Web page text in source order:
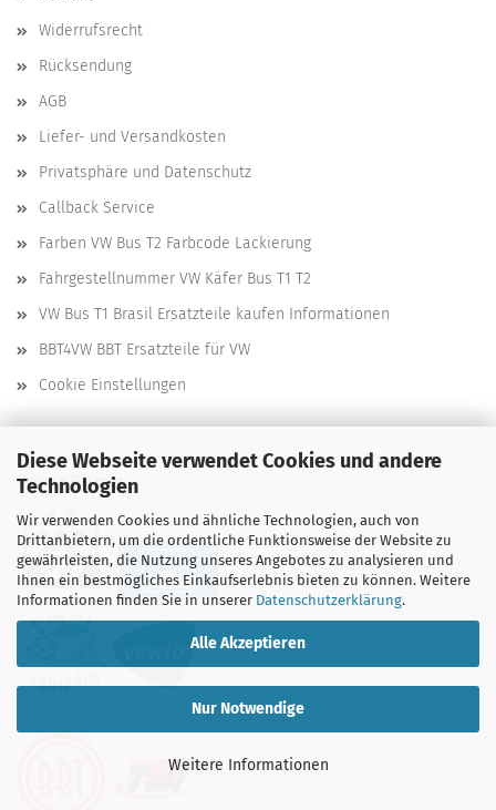
Diese Webseite verwendet Cookies und andere
Technologien
Wir verwenden Cookies und ähnliche Technologien, auch von
Drittanbietern, um die ordentliche Funktionsweise der Website zu
gewährleisten, die Nutzung unseres Angebotes zu analysieren und
Ihnen ein bestmögliches Einkaufserlebnis bieten zu können. Weitere
Informationen finden Sie in unserer Datenschutzerklärung.
Alle Akzeptieren
Nur Notwendige
Weitere Informationen
Widerrufsrecht
Rücksendung
AGB
Liefer- und Versandkosten
Privatsphäre und Datenschutz
Callback Service
Farben VW Bus T2 Farbcode Lackierung
Fahrgestellnummer VW Käfer Bus T1 T2
VW Bus T1 Brasil Ersatzteile kaufen Informationen
BBT4VW BBT Ersatzteile für VW
Cookie Einstellungen
Unsere Partner